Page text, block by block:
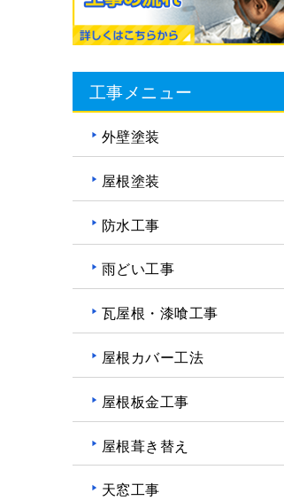
工事メニュー
外壁塗装
屋根塗装
防水工事
雨どい工事
瓦屋根・漆喰工事
屋根カバー工法
屋根板金工事
屋根葺き替え
天窓工事